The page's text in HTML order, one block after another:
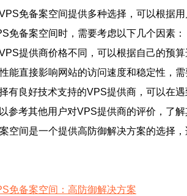
免备案空间提供多种选择，可以根据
免备案空间时，需要考虑以下几个因素：
提供商价格不同，可以根据自己的预
能直接影响网站的访问速度和稳定性，
有良好技术支持的VPS提供商，可以在
参考其他用户对VPS提供商的评价，了
空间是一个提供高防御解决方案的选择
免备案空间：高防御解决方案